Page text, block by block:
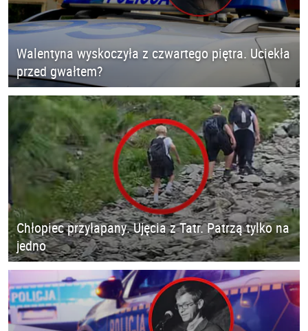
Walentyna wyskoczyła z czwartego piętra. Uciekła
przed gwałtem?
Chłopiec przyłapany. Ujęcia z Tatr. Patrzą tylko na
jedno